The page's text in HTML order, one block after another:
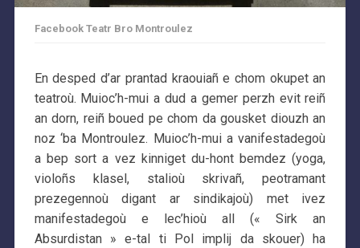
Facebook Teatr Bro Montroulez
En desped d’ar prantad kraouiañ e chom okupet an
teatroù. Muioc’h-mui a dud a gemer perzh evit reiñ
an dorn, reiñ boued pe chom da gousket diouzh an
noz ‘ba Montroulez. Muioc’h-mui a vanifestadegoù
a bep sort a vez kinniget du-hont bemdez (yoga,
violoñs klasel, stalioù skrivañ, peotramant
prezegennoù digant ar sindikajoù) met ivez
manifestadegoù e lec’hioù all (« Sirk an
Absurdistan » e-tal ti Pol implij da skouer) ha